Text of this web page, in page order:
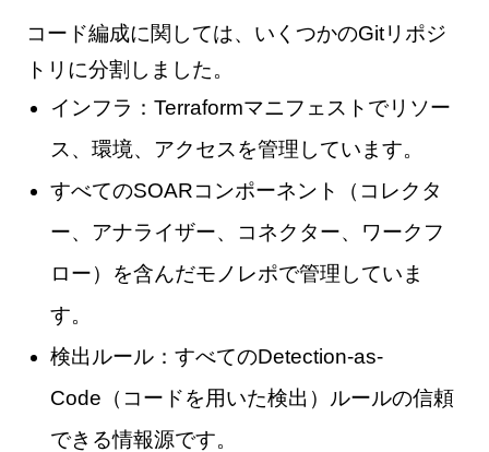
コード編成に関しては、いくつかのGitリポジ
トリに分割しました。
インフラ：Terraformマニフェストでリソー
ス、環境、アクセスを管理しています。
すべてのSOARコンポーネント（コレクタ
ー、アナライザー、コネクター、ワークフ
ロー）を含んだモノレポで管理していま
す。
検出ルール：すべてのDetection-as-
Code（コードを用いた検出）ルールの信頼
できる情報源です。